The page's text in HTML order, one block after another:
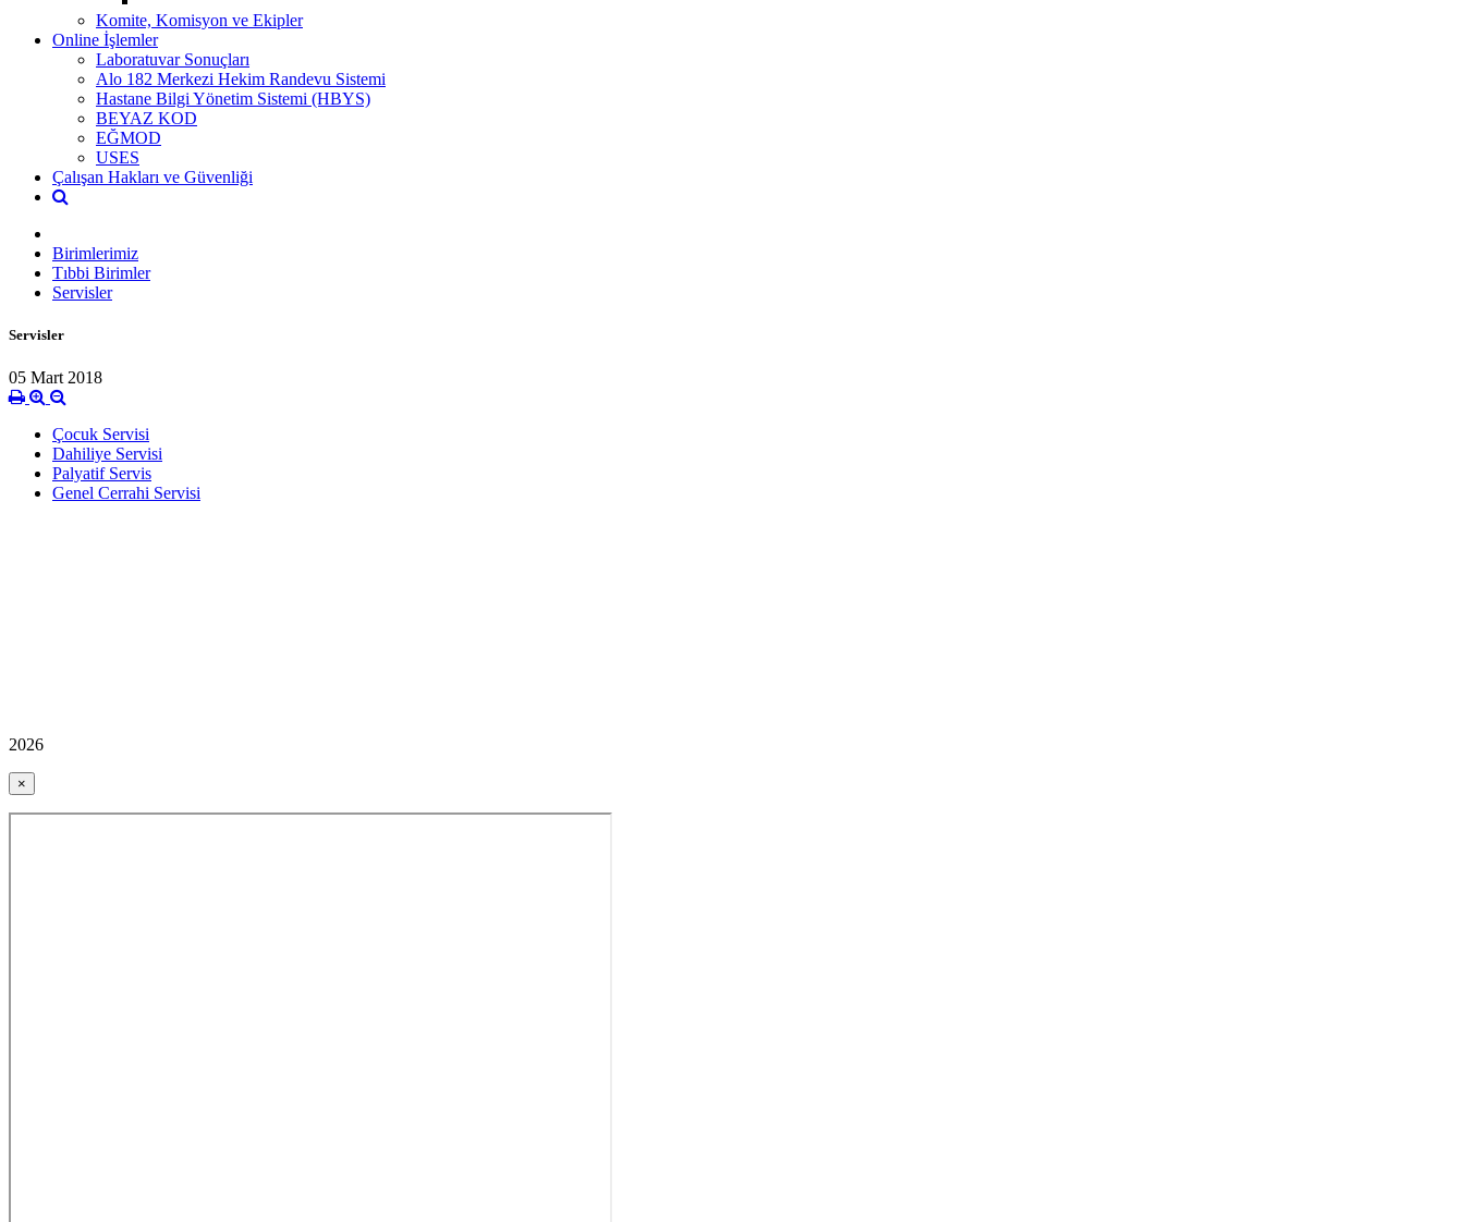
Komite, Komisyon ve Ekipler
Online İşlemler
Laboratuvar Sonuçları
Alo 182 Merkezi Hekim Randevu Sistemi
Hastane Bilgi Yönetim Sistemi (HBYS)
BEYAZ KOD
EĞMOD
USES
Çalışan Hakları ve Güvenliği
Birimlerimiz
Tıbbi Birimler
Servisler
Servisler
05 Mart 2018
Çocuk Servisi
Dahiliye Servisi
Palyatif Servis
Genel Cerrahi Servisi
2026
×